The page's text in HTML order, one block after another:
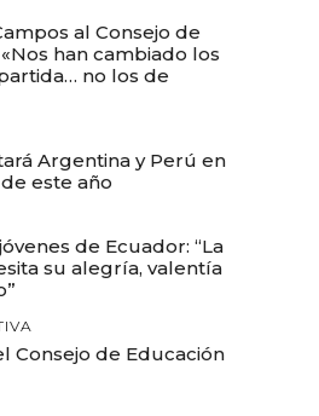
al Consejo de
han cambiado los
no los de
Argentina y Perú en
este año
de Ecuador: “La
su alegría, valentía
Consejo de Educación